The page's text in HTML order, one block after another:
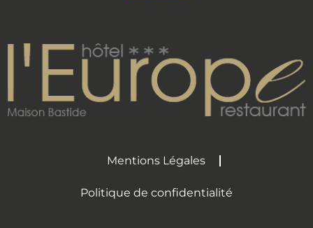
Mentions Légales
Politique de confidentialité